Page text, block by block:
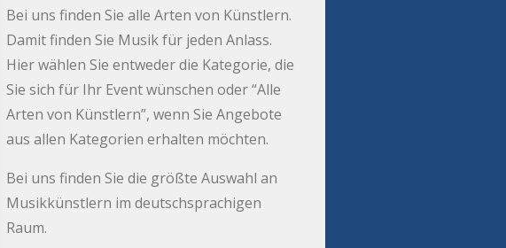
Bei uns finden Sie alle Arten von Künstlern.
Damit finden Sie Musik für jeden Anlass.
Hier wählen Sie entweder die Kategorie, die
Sie sich für Ihr Event wünschen oder “Alle
Arten von Künstlern”, wenn Sie Angebote
aus allen Kategorien erhalten möchten.
Bei uns finden Sie die größte Auswahl an
Musikkünstlern im deutschsprachigen
Raum.